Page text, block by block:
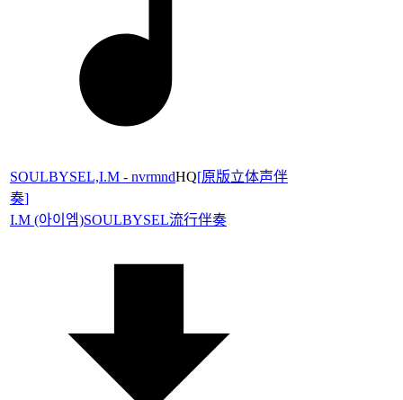
SOULBYSEL,I.M - nvrmndHQ[原版立体声伴
奏]
I.M (아이엠)SOULBYSEL流行伴奏